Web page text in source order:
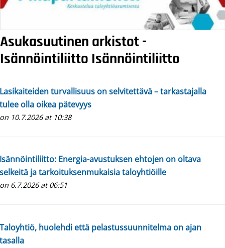
Asukasuutinen arkistot -
Isännöintiliitto Isännöintiliitto
Lasikaiteiden turvallisuus on selvitettävä – tarkastajalla
tulee olla oikea pätevyys
on 10.7.2026 at 10:38
Isännöintiliitto: Energia-avustuksen ehtojen on oltava
selkeitä ja tarkoituksenmukaisia taloyhtiöille
on 6.7.2026 at 06:51
Taloyhtiö, huolehdi että pelastussuunnitelma on ajan
tasalla